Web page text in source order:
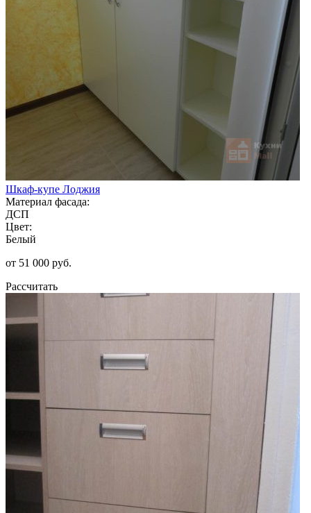
Шкаф-купе Лоджия
Материал фасада:
ДСП
Цвет:
Белый
от 51 000 руб.
Рассчитать